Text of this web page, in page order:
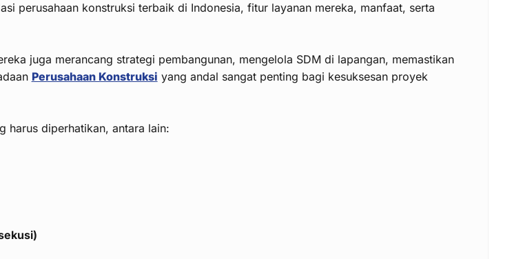
perusahaan konstruksi terbaik di Indonesia, fitur layanan mereka, manfaat, serta
juga merancang strategi pembangunan, mengelola SDM di lapangan, memastikan
Perusahaan Konstruksi yang andal sangat penting bagi kesuksesan proyek
harus diperhatikan, antara lain: